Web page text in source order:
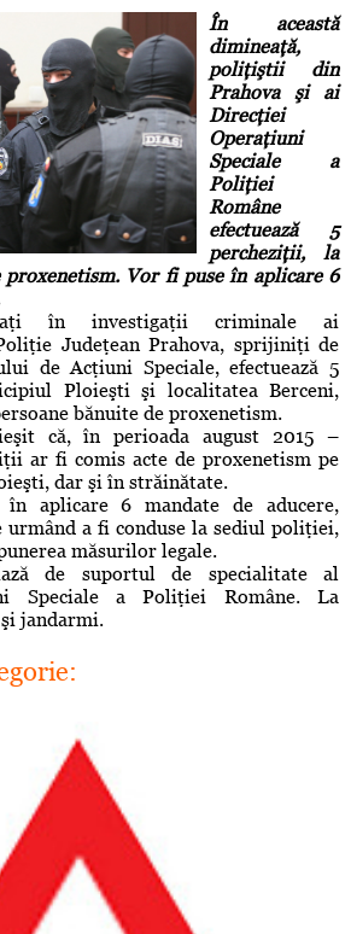
În această
dimineaţă,
poliţiştii din
Prahova şi ai
Direcţiei
Operaţiuni
Speciale a
Poliţiei
Române
efectuează 5
percheziţii, la
proxenetism. Vor fi puse în aplicare 6
în investigaţii criminale ai
Judeţean Prahova, sprijiniţi de
de Acţiuni Speciale, efectuează 5
Ploieşti şi localitatea Berceni,
bănuite de proxenetism.
că, în perioada august 2015 –
ar fi comis acte de proxenetism pe
dar şi în străinătate.
aplicare 6 mandate de aducere,
urmând a fi conduse la sediul poliţiei,
măsurilor legale.
de suportul de specialitate al
Speciale a Poliţiei Române. La
jandarmi.